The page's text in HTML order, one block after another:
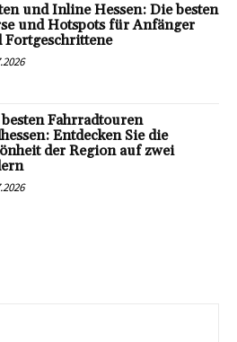
und Inline Hessen: Die besten
und Hotspots für Anfänger
Fortgeschrittene
Fahrradtouren
Entdecken Sie die
der Region auf zwei